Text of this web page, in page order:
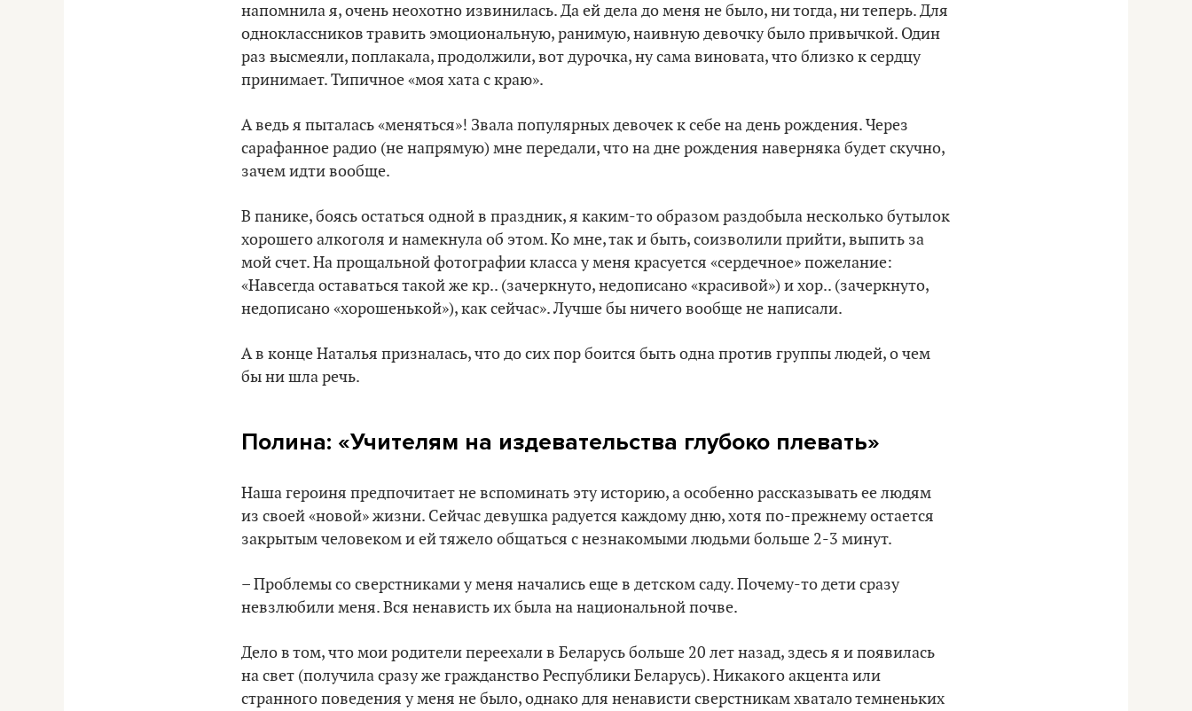
напомнила я, очень неохотно извинилась. Да ей дела до меня не было, ни тогда, ни теперь. Для
одноклассников травить эмоциональную, ранимую, наивную девочку было привычкой. Один
раз высмеяли, поплакала, продолжили, вот дурочка, ну сама виновата, что близко к сердцу
принимает. Типичное «моя хата с краю».
А ведь я пыталась «меняться»! Звала популярных девочек к себе на день рождения. Через
сарафанное радио (не напрямую) мне передали, что на дне рождения наверняка будет скучно,
зачем идти вообще.
В панике, боясь остаться одной в праздник, я каким-то образом раздобыла несколько бутылок
хорошего алкоголя и намекнула об этом. Ко мне, так и быть, соизволили прийти, выпить за
мой счет. На прощальной фотографии класса у меня красуется «сердечное» пожелание:
«Навсегда оставаться такой же кр.. (зачеркнуто, недописано «красивой») и хор.. (зачеркнуто,
недописано «хорошенькой»), как сейчас». Лучше бы ничего вообще не написали.
А в конце Наталья призналась, что до сих пор боится быть одна против группы людей, о чем
бы ни шла речь.
Полина: «Учителям на издевательства глубоко плевать»
Наша героиня предпочитает не вспоминать эту историю, а особенно рассказывать ее людям
из своей «новой» жизни. Сейчас девушка радуется каждому дню, хотя по-прежнему остается
закрытым человеком и ей тяжело общаться с незнакомыми людьми больше 2-3 минут.
– Проблемы со сверстниками у меня начались еще в детском саду. Почему-то дети сразу
невзлюбили меня. Вся ненависть их была на национальной почве.
Дело в том, что мои родители переехали в Беларусь больше 20 лет назад, здесь я и появилась
на свет (получила сразу же гражданство Республики Беларусь). Никакого акцента или
странного поведения у меня не было, однако для ненависти сверстникам хватало темненьких